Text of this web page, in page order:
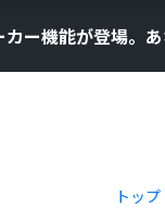
ー機能が登場。
トップ